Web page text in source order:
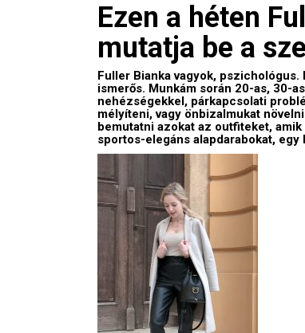
Ezen a héten
mutatja be a
Fuller Bianka vagyok,
ismerős. Munkám során 20-as, 30-
nehézségekkel, párkapcsolati
mélyíteni, vagy önbizalmukat
bemutatni azokat az outfiteket,
sportos-elegáns alapdarabokat,